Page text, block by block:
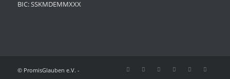
BIC: SSKMDEMMXXX
© PromisGlauben e.V. -